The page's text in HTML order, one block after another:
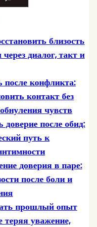
близость
диалог, такт и
после конфликта:
контакт без
чувств
доверие после обид:
путь к
доверия в паре:
после боли и
прошлый опыт
теряя уважение,